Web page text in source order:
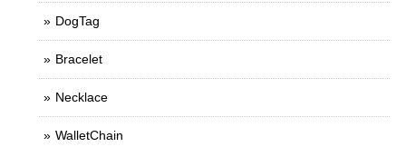
DogTag
Bracelet
Necklace
WalletChain